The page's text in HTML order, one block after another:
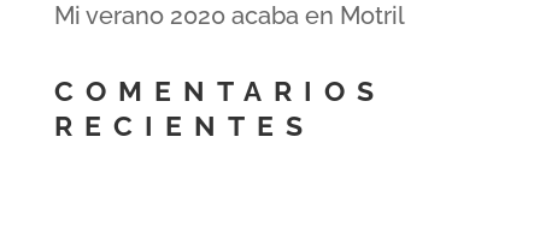
Mi verano 2020 acaba en Motril
COMENTARIOS
RECIENTES